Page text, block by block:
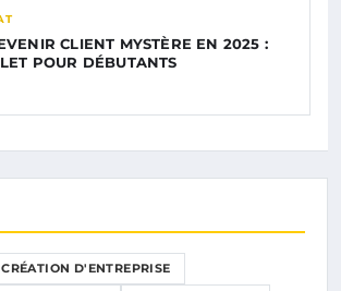
CLIENT MYSTÈRE EN 2025 :
POUR DÉBUTANTS
CRÉATION D'ENTREPRISE